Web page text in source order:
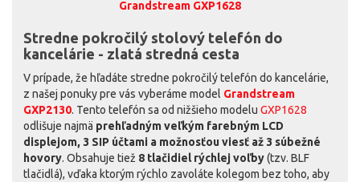
Grandstream GXP1628
Stredne pokročilý stolový telefón do
kancelárie - zlatá stredná cesta
V prípade, že hľadáte stredne pokročilý telefón do kancelárie,
z našej ponuky pre vás vyberáme model Grandstream
GXP2130. Tento telefón sa od nižšieho modelu GXP1628
odlišuje najmä prehľadným veľkým farebným LCD
displejom, 3 SIP účtami a možnosťou viesť až 3 súbežné
hovory. Obsahuje tiež 8 tlačidiel rýchlej voľby(tzv. BLF
tlačidlá), vďaka ktorým rýchlo zavoláte kolegom bez toho, aby